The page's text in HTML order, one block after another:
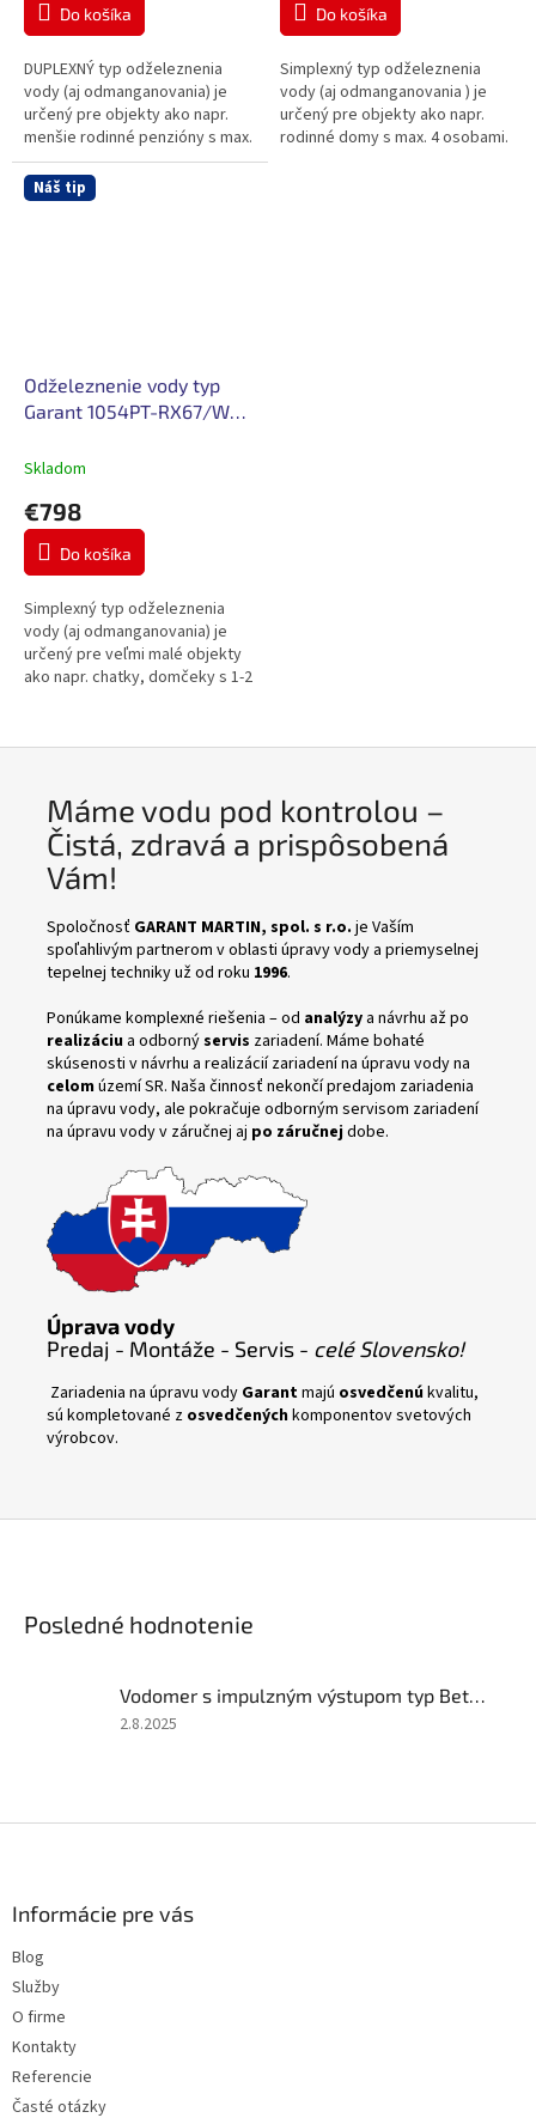
Do košíka
DUPLEXNÝ typ odželeznenia
vody (aj odmanganovania) je
určený pre objekty ako napr.
menšie rodinné penzióny s max.
6 izbami.
Do košíka
Simplexný typ odželeznenia
vody (aj odmanganovania ) je
určený pre objekty ako napr.
rodinné domy s max. 4 osobami.
Náš tip
Odželeznenie vody typ
Garant 1054PT-RX67/WG-
Skladom
€798
Do košíka
Simplexný typ odželeznenia
vody (aj odmanganovania) je
určený pre veľmi malé objekty
ako napr. chatky, domčeky s 1-2
Máme vodu pod kontrolou –
Čistá, zdravá a prispôsobená
Vám!
Spoločnosť GARANT MARTIN, spol. s r.o. je Vaším
spoľahlivým partnerom v oblasti úpravy vody a priemyselnej
tepelnej techniky už od roku 1996.
Ponúkame komplexné riešenia – od analýzy a návrhu až po
realizáciu a odbornýservis zariadení. Máme bohaté
skúsenosti v návrhu a realizácií zariadení na úpravu vody na
celomúzemí SR. Naša činnosť nekončí predajom zariadenia
na úpravu vody, ale pokračuje odborným servisom zariadení
na úpravu vody v záručnej aj po záručnejdobe.
Úprava vody
Predaj - Montáže - Servis - celé Slovensko!
Zariadenia na úpravu vody Garantmajú osvedčenúkvalitu,
sú kompletované z osvedčenýchkomponentov svetových
výrobcov.
Posledné hodnotenie
Vodomer s impulzným výstupom typ Beta SDC DN20
Hodnotenie
2.8.2025
Informácie pre vás
Blog
Služby
O firme
Kontakty
Referencie
Časté otázky